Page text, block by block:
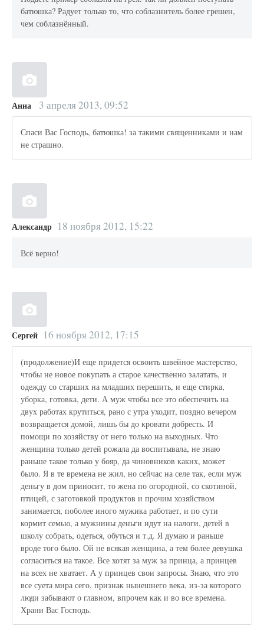
батюшка? Радует только то, что соблазнитель более грешен,
чем соблазнённый.
Анна 3 апреля 2013, 09:52
Спаси Вас Господь, батюшка! за такими священниками и нам
не страшно.
Александр 18 ноября 2012, 15:22
Всё верно!
Сергей 16 ноября 2012, 17:15
(продолжение)И еще придется освоить швейное мастерство,
чтобы не новое покупать а старое качественно залатать, и
одежду со старших на младших перешить, и еще стирка,
уборка, готовка, дети. А муж чтобы все это обеспечить на
двух работах крутиться, рано с утра уходит, поздно вечером
возвращается домой, лишь бы до кровати добресть. И
помощи по хозяйству от него только на выходных. Что
женщина только детей рожала да воспитывала, не знаю
раньше такое только у бояр, да чиновников каких, может
было. Я в те времена не жил, но сейчас на селе так, если муж
деньгу в дом приносит, то жена по огородной, со скотиной,
птицей, с заготовкой продуктов и прочим хозяйством
занимается, поболее иного мужика работает, и по сути
кормит семью, а мужнины деньги идут на налоги, детей в
школу собрать, одеться, обуться и т.д. Я думаю и раньше
вроде того было. Ой не всякая женщина, а тем более девушка
согласиться на такое. Все хотят за муж за принца, а принцев
на всех не хватает. А у принцев свои запросы. Знаю, что это
все суета мира сего, признак нынешнего века, из-за которого
люди забывают о главном, впрочем как и во все времена.
Храни Вас Господь.